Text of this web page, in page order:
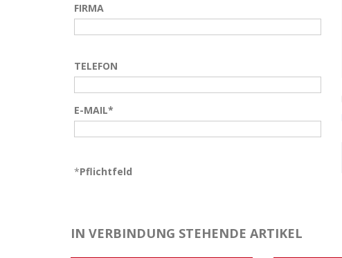
FIRMA
TELEFON
E-MAIL*
*Pflichtfeld
IN VERBINDUNG STEHENDE ARTIKEL